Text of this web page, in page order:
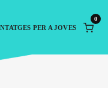
PER A JOVES
0